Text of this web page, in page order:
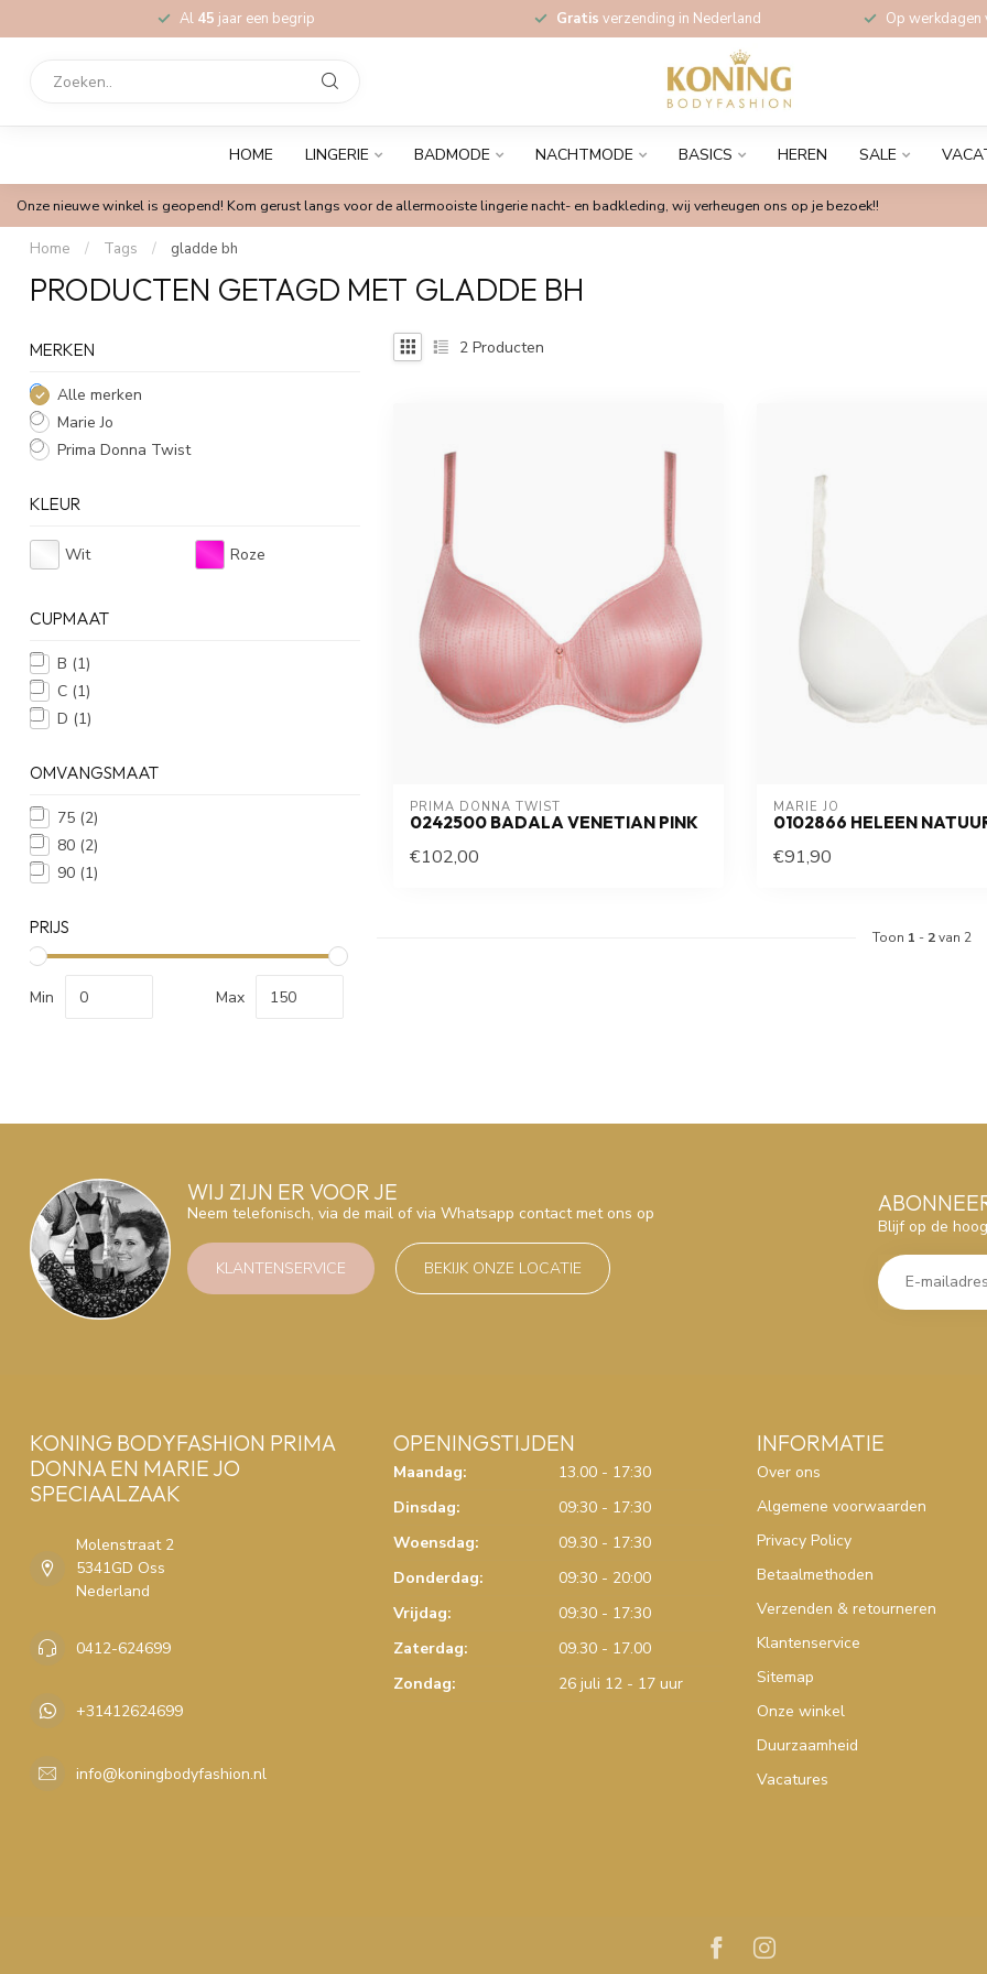
Al 45 jaar een begrip Gratis verzending in Nederland Op
HOME LINGERIE BADMODE NACHTMODE BASICS HEREN SALE
Onze nieuwe winkel is geopend! Kom gerust langs voor de allermooiste lingerie nacht- en badkleding, wij verheugen ons op je bezoek!!
Home / Tags / gladde bh
PRODUCTEN GETAGD MET GLADDE BH
MERKEN
Alle merken
Marie Jo
Prima Donna Twist
KLEUR
Wit Roze
CUPMAAT
B (1)
C (1)
D (1)
OMVANGSMAAT
75 (2)
80 (2)
90 (1)
PRIJS
Min Max
2 Producten
PRIMA DONNA TWIST
0242500 BADALA VENETIAN PINK
€102,00
MARIE JO
0102866 HELEEN
€91,90
Toon 1 - 2van 2
WIJ ZIJN ER VOOR JE
Neem telefonisch, via de mail of via Whatsapp contact met ons op
KLANTENSERVICE BEKIJK ONZE LOCATIE
Blijf op de
KONING BODYFASHION PRIMA
DONNA EN MARIE JO
SPECIAALZAAK
Molenstraat 2
5341GD Oss
Nederland
0412-624699
+31412624699
info@koningbodyfashion.nl
OPENINGSTIJDEN
Maandag:
13.00 - 17:30
Dinsdag:
09:30 - 17:30
Woensdag:
09.30 - 17:30
Donderdag:
09:30 - 20:00
Vrijdag:
09:30 - 17:30
Zaterdag:
09.30 - 17.00
Zondag:
26 juli 12 - 17 uur
INFORMATIE
Over ons
Algemene voorwaarden
Privacy Policy
Betaalmethoden
Verzenden & retourneren
Klantenservice
Sitemap
Onze winkel
Duurzaamheid
Vacatures